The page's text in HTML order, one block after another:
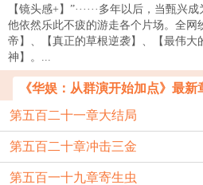
【镜头感+】”······多年以后，当甄兴
他依然乐此不疲的游走各个片场。全网
帝】、【真正的草根逆袭】、【最伟大
神】。...
《华娱：从群演开始加点》最新
第五百二十一章大结局
第五百二十章冲击三金
第五百一十九章寄生虫